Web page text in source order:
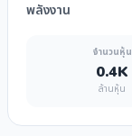
พลังงาน
จำนวนหุ้น
0.4K
ล้านหุ้น